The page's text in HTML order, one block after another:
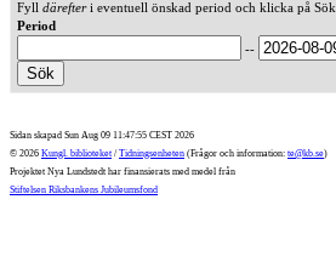
Fyll därefteri eventuell önskad period och klicka på Sök.
Period
--
Sidan skapad Sun Aug 09 11:47:55 CEST 2026
© 2026 Kungl. biblioteket / Tidningsenheten (Frågor och information: te@kb.se)
Projektet Nya Lundstedt har finansierats med medel från
Stiftelsen Riksbankens Jubileumsfond